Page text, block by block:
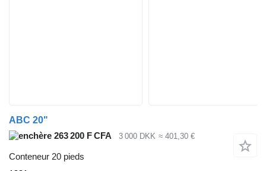
ABC 20"
263 200 F CFA
3 000 DKK ≈ 401,30 €
Conteneur 20 pieds